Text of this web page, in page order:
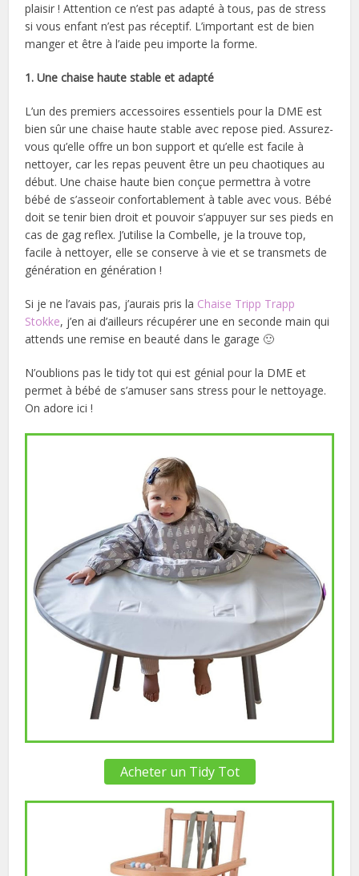
plaisir ! Attention ce n’est pas adapté à tous, pas de stress
si vous enfant n’est pas réceptif. L’important est de bien
manger et être à l’aide peu importe la forme.
1. Une chaise haute stable et adapté
L’un des premiers accessoires essentiels pour la DME est
bien sûr une chaise haute stable avec repose pied. Assurez-
vous qu’elle offre un bon support et qu’elle est facile à
nettoyer, car les repas peuvent être un peu chaotiques au
début. Une chaise haute bien conçue permettra à votre
bébé de s’asseoir confortablement à table avec vous. Bébé
doit se tenir bien droit et pouvoir s’appuyer sur ses pieds en
cas de gag reflex. J’utilise la Combelle, je la trouve top,
facile à nettoyer, elle se conserve à vie et se transmets de
génération en génération !
Si je ne l’avais pas, j’aurais pris la Chaise Tripp Trapp
Stokke, j’en ai d’ailleurs récupérer une en seconde main qui
attends une remise en beauté dans le garage 🙂
N’oublions pas le tidy tot qui est génial pour la DME et
permet à bébé de s’amuser sans stress pour le nettoyage.
On adore ici !
Acheter un Tidy Tot